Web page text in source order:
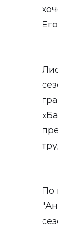
По